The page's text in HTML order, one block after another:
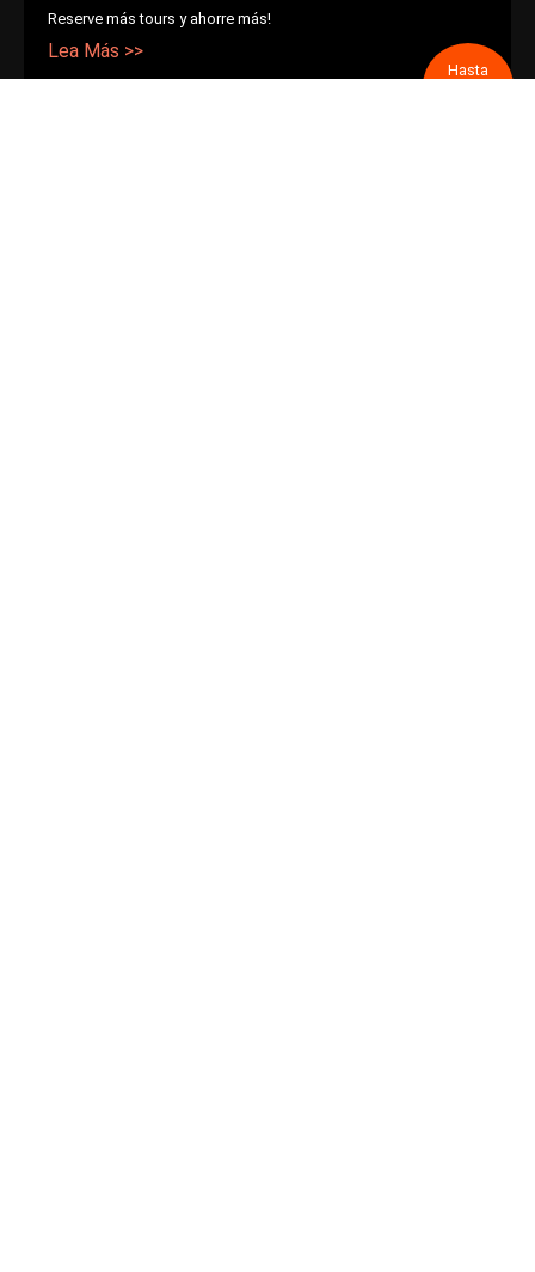
Reserve más tours y ahorre más!
Lea Más >>
Hasta